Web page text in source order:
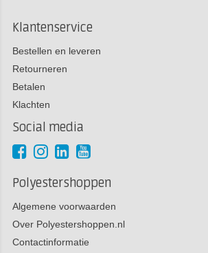
Klantenservice
Bestellen en leveren
Retourneren
Betalen
Klachten
Social media
Polyestershoppen
Algemene voorwaarden
Over Polyestershoppen.nl
Contactinformatie